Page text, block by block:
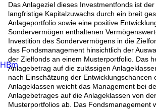
Das Anlageziel dieses Investmentfonds ist
langfristige Kapitalzuwachs durch ein breit
Anlageportfolio sowie eine positive
Sondervermögen enthaltenen
Investition des Sondervermögens in die
das Fondsmanagement hinsichtlich der
der Zielfonds an einem Musterportfolio. Das
Anlagebetrag auf die zulässigen
nach Einschätzung der Entwicklungschancen
Anlageklassen weicht das Management bei
Anlagebetrages auf die Anlageklassen von
Musterportfolios ab. Das Fondsmanagement
HBm